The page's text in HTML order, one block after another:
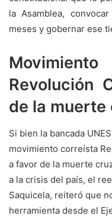
la Asamblea,
meses y gobernar ese
Revolución
de la muerte
Si bien la bancada
movimiento correísta
a favor de la muerte
a la crisis del país, el
Saquicela, reiteró que
herramienta desde el